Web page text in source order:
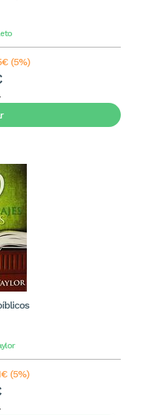
(5%)
(5%)